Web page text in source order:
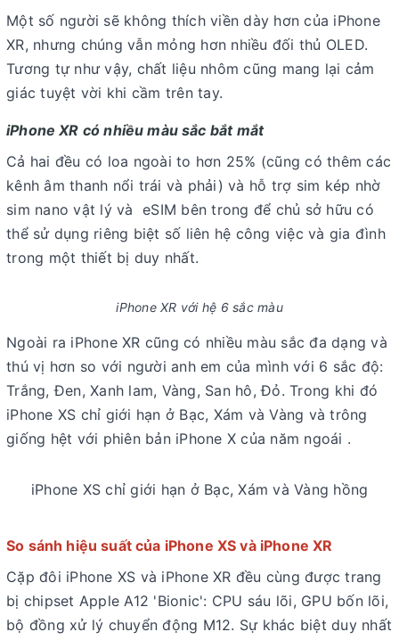
Một số người sẽ không thích viền dày hơn của iPhone
XR, nhưng chúng vẫn mỏng hơn nhiều đối thủ OLED.
Tương tự như vậy, chất liệu nhôm cũng mang lại cảm
giác tuyệt vời khi cầm trên tay.
iPhone XR có nhiều màu sắc bắt mắt
Cả hai đều có loa ngoài to hơn 25% (cũng có thêm các
kênh âm thanh nổi trái và phải) và hỗ trợ sim kép nhờ
sim nano vật lý và eSIM bên trong để chủ sở hữu có
thể sử dụng riêng biệt số liên hệ công việc và gia đình
trong một thiết bị duy nhất.
iPhone XR với hệ 6 sắc màu
Ngoài ra iPhone XR cũng có nhiều màu sắc đa dạng và
thú vị hơn so với người anh em của mình với 6 sắc độ:
Trắng, Đen, Xanh lam, Vàng, San hô, Đỏ. Trong khi đó
iPhone XS chỉ giới hạn ở Bạc, Xám và Vàng và trông
giống hệt với phiên bản iPhone X của năm ngoái .
iPhone XS chỉ giới hạn ở Bạc, Xám và Vàng hồng
So sánh hiệu suất của iPhone XS và iPhone XR
Cặp đôi iPhone XS và iPhone XR đều cùng được trang
bị chipset Apple A12 'Bionic': CPU sáu lõi, GPU bốn lõi,
bộ đồng xử lý chuyển động M12. Sự khác biệt duy nhất